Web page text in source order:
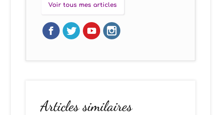
Voir tous mes articles
Articles similaires